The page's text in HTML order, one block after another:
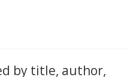
by title, author,